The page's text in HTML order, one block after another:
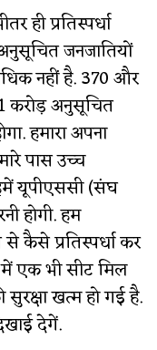
ही प्रतिस्पर्धा
जनजातियों
नहीं है. 370 और
करोड़ अनुसूचित
हमारा अपना
पास उच्च
यूपीएससी (संघ
होगी. हम
कैसे प्रतिस्पर्धा कर
एक भी सीट मिल
सुरक्षा खत्म हो गई है.
देगें.